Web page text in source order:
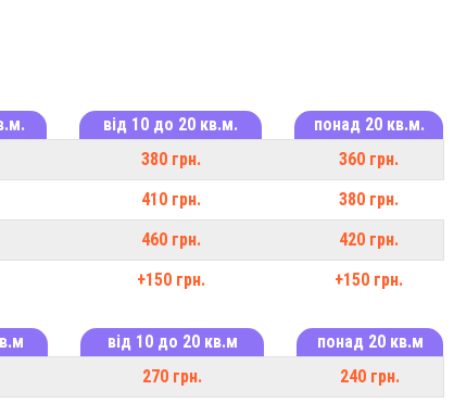
від 10 до 20 кв.м.
понад 20 кв.м.
380 грн.
360 грн.
410 грн.
380 грн.
460 грн.
420 грн.
+150 грн. +150 грн.
від 10 до 20 кв.м
понад 20 кв.м
270 грн. 240 грн.